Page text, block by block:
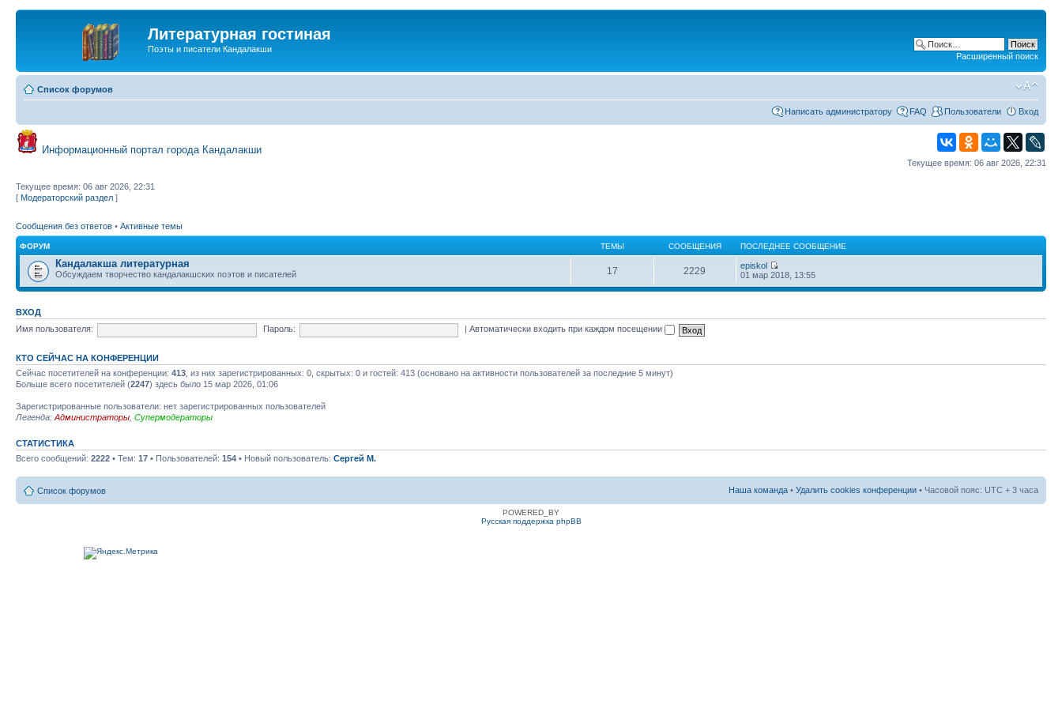
Литературная гостиная
Поэты и писатели Кандалакши
Расширенный поиск
Список форумов
Написать администратору FAQ Пользователи Вход
Информационный портал города Кандалакши
Текущее время: 06 авг 2026, 22:31
Текущее время: 06 авг 2026, 22:31
[ Модераторский раздел ]
Сообщения без ответов • Активные темы
ФОРУМ ТЕМЫ СООБЩЕНИЯ ПОСЛЕДНЕЕ СООБЩЕНИЕ
Кандалакша литературная
Обсуждаем творчество кандалакшских поэтов и писателей 17 2229
episkol
01 мар 2018, 13:55
ВХОД
Имя пользователя:
Пароль: |Автоматически входить при каждом посещении
КТО СЕЙЧАС НА КОНФЕРЕНЦИИ
Сейчас посетителей на конференции: 413 , из них зарегистрированных: 0, скрытых: 0 и гостей: 413 (основано на активности пользователей за последние 5 минут)
Больше всего посетителей (2247) здесь было 15 мар 2026, 01:06
Зарегистрированные пользователи: нет зарегистрированных пользователей
Легенда: Администраторы Супермодераторы
СТАТИСТИКА
Всего сообщений: 2222 • Тем: 17 • Пользователей: 154 • Новый пользователь: Сергей М.
Список форумов Наша команда • Удалить cookies конференции • Часовой пояс: UTC + 3 часа
POWERED_BY
Русская поддержка phpBB